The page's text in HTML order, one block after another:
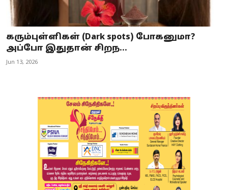
கரும்புள்ளிகள் (Dark spots) போகனுமா?
அப்போ இதுதான் சிறந...
Jun 13, 2026